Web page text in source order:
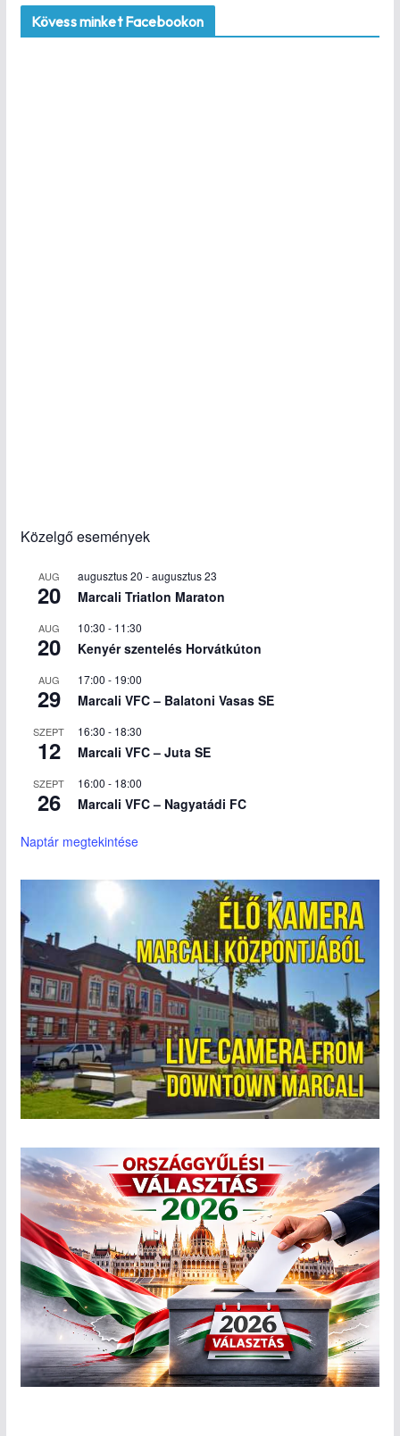
Kövess minket Facebookon
Közelgő események
AUG
20
augusztus 20 -augusztus 23
Marcali Triatlon Maraton
AUG
20
10:30 - 11:30
Kenyér szentelés Horvátkúton
AUG
29
17:00 - 19:00
Marcali VFC – Balatoni Vasas SE
SZEPT
12
16:30 - 18:30
Marcali VFC – Juta SE
SZEPT
26
16:00 - 18:00
Marcali VFC – Nagyatádi FC
Naptár megtekintése